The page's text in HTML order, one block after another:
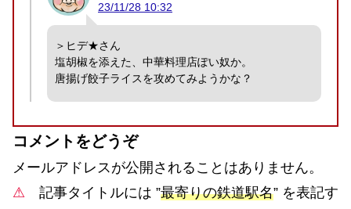
23/11/28 10:32
＞ヒデ★さん
塩胡椒を添えた、中華料理店ぽい奴か。
唐揚げ餃子ライスを攻めてみようかな？
コメントをどうぞ
メールアドレスが公開されることはありません。
⚠ 記事タイトルには ”最寄りの鉄道駅名” を表記す